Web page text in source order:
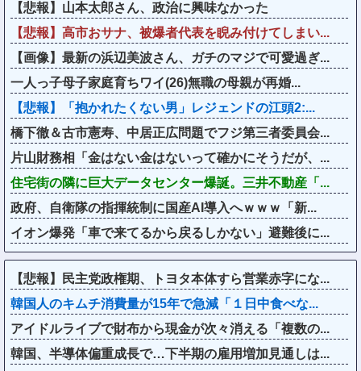
【悲報】山本太郎さん、政治に興味なかった
【悲報】高市おサナ、被爆者代表を睨み付けてしまい...
【画像】最新の浜辺美波さん、ガチのマジで可愛過ぎ...
一人っ子母子家庭育ちワイ(26)無職の母親が再婚...
【悲報】「抱かれたくない男」レジェンドの江頭2:...
橋下徹＆古市憲寿、中居正広問題でフジ第三者委員会...
片山財務相「金はない金はないって確かにそうだが、...
住宅街の隣に巨大データセンター爆誕。三井不動産「...
政府、自衛隊の指揮統制に国産AI導入へｗｗｗ「新...
イオン爆発「車で来てるから戻るしかない」避難後に...
【悲報】民主党政権期、トヨタ本体すら営業赤字にな...
韓国人のキムチ消費量が15年で急減「１日中食べな...
アイドルライブで財布から現金が次々消える「複数の...
韓国、半導体偏重成長で…下半期の雇用増加見通しは...